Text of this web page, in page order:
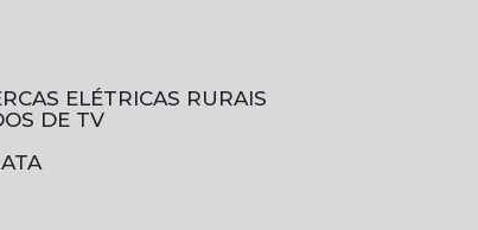
ELÉTRICAS RURAIS
DE TV